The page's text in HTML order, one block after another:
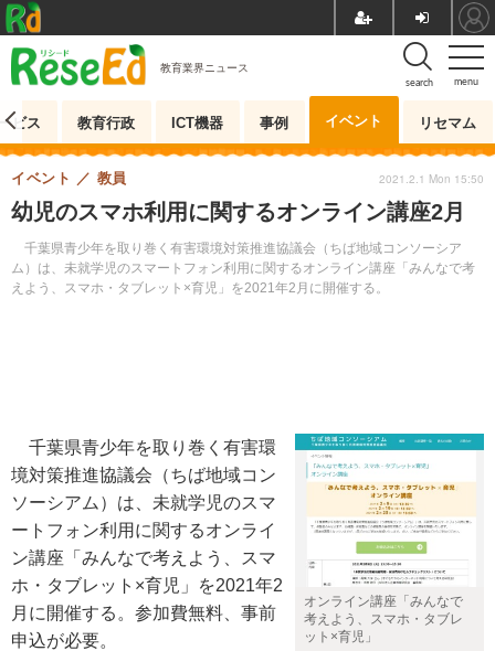
menu
search
教育業界ニュース
ビス 教育行政 ICT機器 事例 イベント リセマム
幼児のスマホ利用に関するオンライン講座2月
千葉県青少年を取り巻く有害環境対策推進協議会（ちば地域コンソーシア
ム）は、未就学児のスマートフォン利用に関するオンライン講座「みんなで考
えよう、スマホ・タブレット×育児」を2021年2月に開催する。
イベント 教員 2021.2.1 Mon 15:50
オンライン講座「みんなで
考えよう、スマホ・タブレ
ット×育児」
千葉県青少年を取り巻く有害環
境対策推進協議会（ちば地域コン
ソーシアム）は、未就学児のスマ
ートフォン利用に関するオンライ
ン講座「みんなで考えよう、スマ
ホ・タブレット×育児」を2021年2
月に開催する。参加費無料、事前
申込が必要。